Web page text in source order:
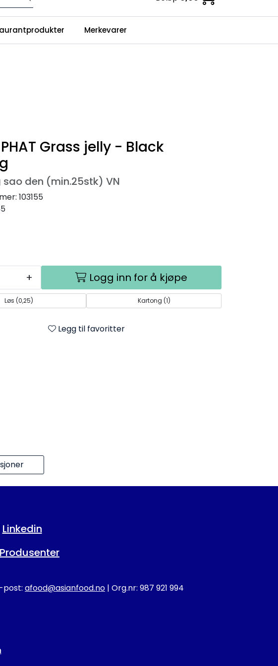
å lese mer
Infosenter
Merkevarer
PHAT Grass jelly - Black
sao den (min.25stk) VN
103155
+ Logg inn for å kjøpe
Løs (0,25) Kartong (1)
Legg til favoritter
Linkedin
Produsenter
post: afood@asianfood.no | Org.nr: 987 921 994